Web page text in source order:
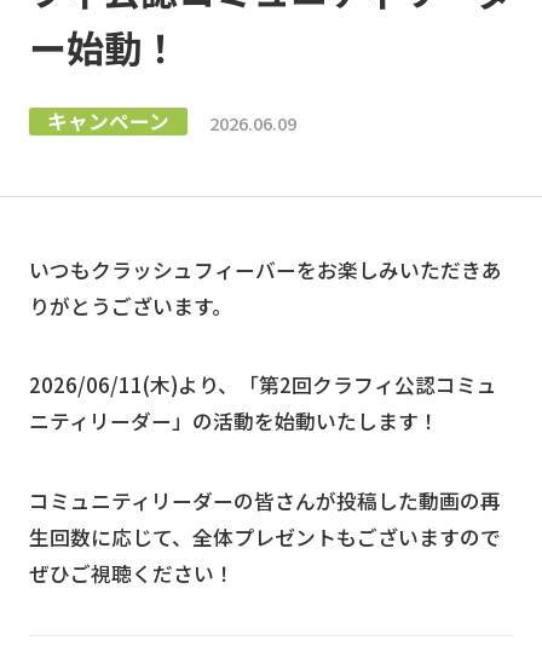
ー始動！
キャンペーン 2026.06.09
いつもクラッシュフィーバーをお楽しみいただきあ
りがとうございます。
2026/06/11(木)より、「第2回クラフィ公認コミュ
ニティリーダー」の活動を始動いたします！
コミュニティリーダーの皆さんが投稿した動画の再
生回数に応じて、全体プレゼントもございますので
ぜひご視聴ください！